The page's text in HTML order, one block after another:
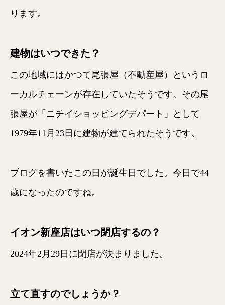
ります。
建物はいつできた？
この地域にはかつて尾張屋（不動産屋）というロ
ーカルチェーンが存在していたそうです。その尾
張屋が「ニチイショッピングデパート」として
1979年11月23日に建物が建てられたそうです。
ブログを書いたこの日が誕生日でした。今日で44
歳になったのですね。
イオン新座店はいつ閉店するの？
2024年2月29日に閉店が決まりました。
立て直すのでしょうか？